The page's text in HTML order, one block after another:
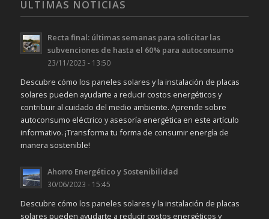
ULTIMAS NOTICIAS
Recta final: últimas semanas para solicitar las
subvenciones de hasta el 60% para autoconsumo
23/11/2023 - 13:50
Descubre cómo los paneles solares y la instalación de placas
solares pueden ayudarte a reducir costos energéticos y
contribuir al cuidado del medio ambiente. Aprende sobre
autoconsumo eléctrico y asesoría energética en este artículo
informativo. ¡Transforma tu forma de consumir energía de
manera sostenible!
Ahorro Energético y Sostenibilidad
30/06/2023 - 15:45
Descubre cómo los paneles solares y la instalación de placas
solares pueden ayudarte a reducir costos energéticos y